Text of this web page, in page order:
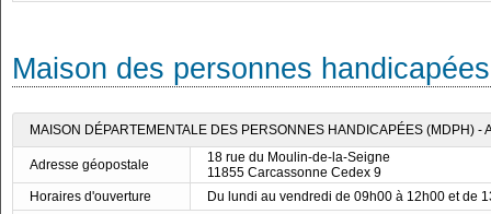
Maison des personnes
MAISON DÉPARTEMENTALE DES PERSONNES HANDICAPÉES (MDPH) -
Adresse géopostale
18 rue du Moulin-de-la-Seigne
11855 Carcassonne Cedex 9
Horaires d'ouverture
Du lundi au vendredi de 09h00 à 12h00 et de